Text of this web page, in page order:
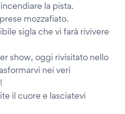
la pista.
mozzafiato.
sigla che vi farà rivivere
show, oggi rivisitato nello
nei veri
il cuore e lasciatevi